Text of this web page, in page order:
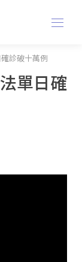
診破十萬例
單日確